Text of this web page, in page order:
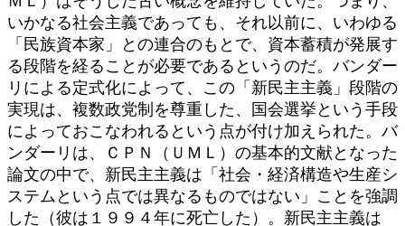
いかなる社会主義であっても、それ以前に、いわゆる
「民族資本家」との連合のもとで、資本蓄積が発展す
る段階を経ることが必要であるというのだ。バンダー
リによる定式化によって、この「新民主主義」段階の
実現は、複数政党制を尊重した、国会選挙という手段
によっておこなわれるという点が付け加えられた。バ
ンダーリは、ＣＰＮ（ＵＭＬ）の基本的文献となった
論文の中で、新民主主義は「社会・経済構造や生産シ
ステムという点では異なるものではない」ことを強調
した（彼は１９９４年に死亡した）。新民主主義は